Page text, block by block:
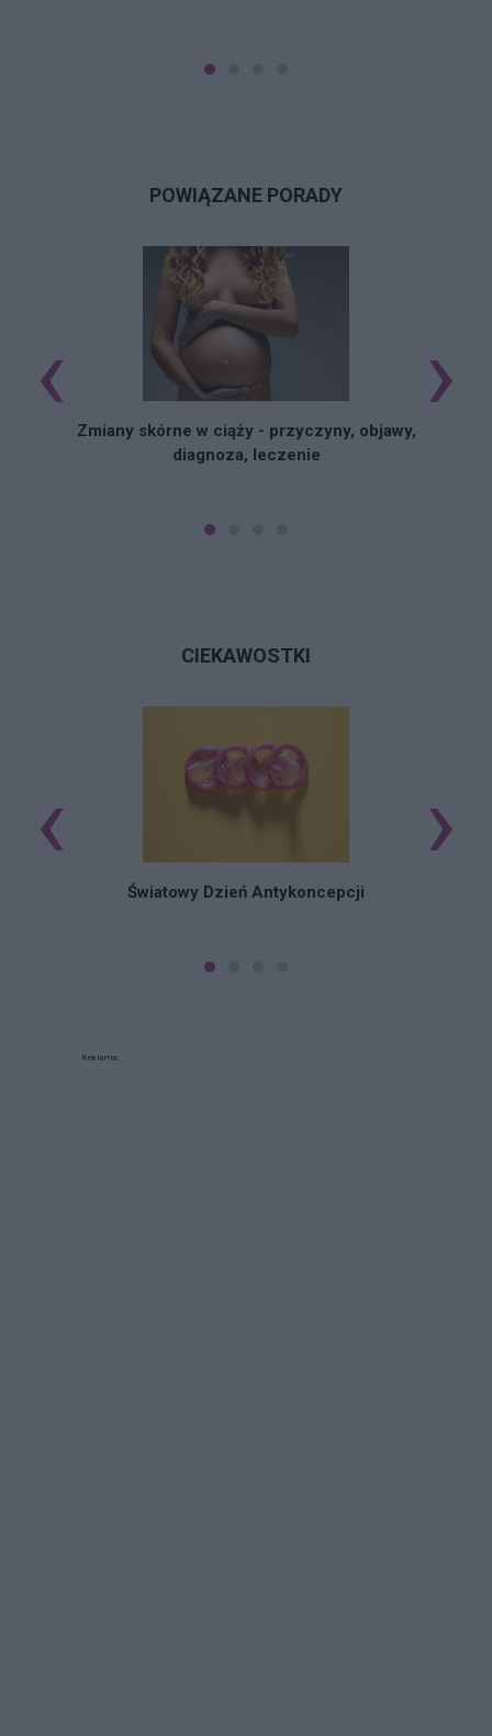
POWIĄZANE PORADY
Zmiany skórne w ciąży - przyczyny, objawy,
diagnoza, leczenie
‹ ›
CIEKAWOSTKI
Światowy Dzień Antykoncepcji
‹ ›
Reklama: